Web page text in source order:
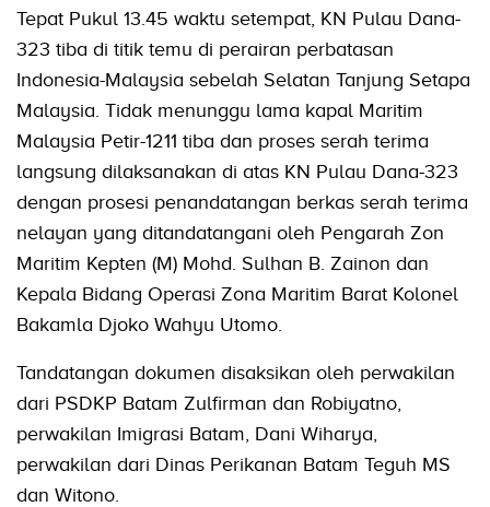
Tepat Pukul 13.45 waktu setempat, KN Pulau Dana-
323 tiba di titik temu di perairan perbatasan
Indonesia-Malaysia sebelah Selatan Tanjung Setapa
Malaysia. Tidak menunggu lama kapal Maritim
Malaysia Petir-1211 tiba dan proses serah terima
langsung dilaksanakan di atas KN Pulau Dana-323
dengan prosesi penandatangan berkas serah terima
nelayan yang ditandatangani oleh Pengarah Zon
Maritim Kepten (M) Mohd. Sulhan B. Zainon dan
Kepala Bidang Operasi Zona Maritim Barat Kolonel
Bakamla Djoko Wahyu Utomo.
Tandatangan dokumen disaksikan oleh perwakilan
dari PSDKP Batam Zulfirman dan Robiyatno,
perwakilan Imigrasi Batam, Dani Wiharya,
perwakilan dari Dinas Perikanan Batam Teguh MS
dan Witono.